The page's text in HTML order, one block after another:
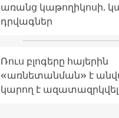
առանց կաթողիկոսի.
դրվագներ
Ռուս բլոգերը հայերին
«առնետանման» է
կարող է ազատազրկվել